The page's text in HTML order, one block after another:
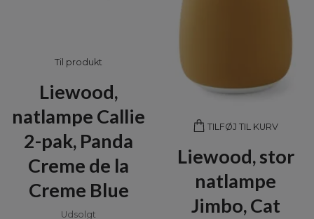
Til produkt
Liewood,
natlampe Callie
2-pak, Panda
Creme de la
Creme Blue
Udsolgt
TILFØJ TIL KURV
Liewood, stor
natlampe
Jimbo, Cat